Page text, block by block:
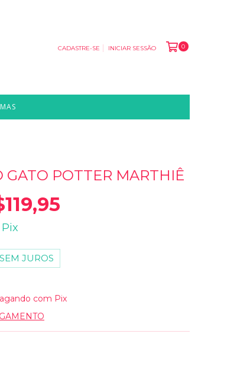
CADASTRE-SE INICIAR SESSÃO 0
GATO POTTER MARTHIÊ
Pix
SEM JUROS
com Pix